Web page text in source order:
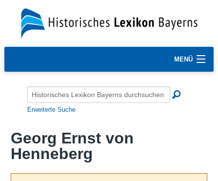
MENÜ
Erweiterte Suche
Georg Ernst von
Henneberg